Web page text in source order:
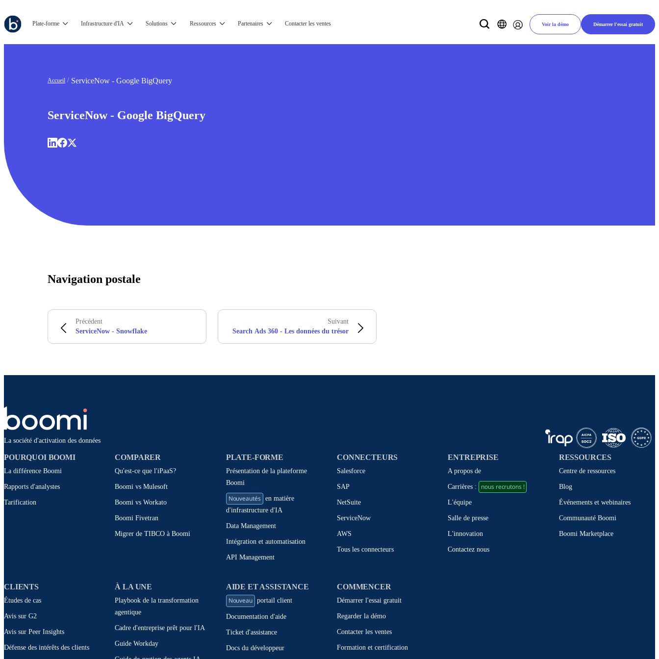
Plate-forme Infrastructure d'IA Solutions Ressources Partenaires Contacter les ventes Voir la démo Démarrer l'essai gratuit
Accueil ServiceNow - Google BigQuery
ServiceNow - Google BigQuery
Navigation postale
Précédent
ServiceNow - Snowflake
Suivant
Search Ads 360 - Les données du trésor
La société d'activation des données
POURQUOI BOOMI
La différence Boomi
Rapports d'analystes
Tarification
COMPARER
Qu'est-ce que l'iPaaS?
Boomi vs Mulesoft
Boomi vs Workato
Boomi Fivetran
Migrer de TIBCO à Boomi
PLATE-FORME
Présentation de la plateforme
Boomi
Nouveautés
en matière
d'infrastructure d'IA
Data Management
Intégration et automatisation
API Management
CONNECTEURS
Salesforce
SAP
NetSuite
ServiceNow
AWS
Tous les connecteurs
ENTREPRISE
A propos de
Carrières : nous recrutons !
L'équipe
Salle de presse
L'innovation
Contactez nous
RESSOURCES
Centre de ressources
Blog
Événements et webinaires
Communauté Boomi
Boomi Marketplace
CLIENTS
Études de cas
Avis sur G2
Avis sur Peer Insights
Défense des intérêts des clients
À LA UNE
Playbook de la transformation
agentique
Cadre d'entreprise prêt pour l'IA
Guide Workday
AIDE ET ASSISTANCE
Nouveau
portail client
Documentation d'aide
Ticket d'assistance
Docs du développeur
COMMENCER
Démarrer l'essai gratuit
Regarder la démo
Contacter les ventes
Formation et certification